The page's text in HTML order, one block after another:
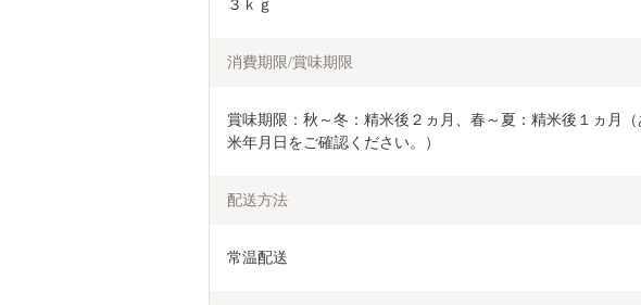
３ｋｇ
消費期限/賞味期限
賞味期限：秋～冬：精米後２ヵ月、春～夏：精米後１ヵ月
米年月日をご確認ください。）
配送方法
常温配送